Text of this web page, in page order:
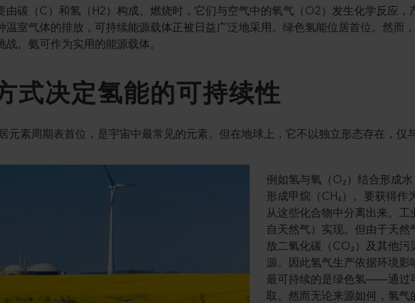
由碳（C）和氢（H2）构成。燃烧时，它们与空气中的氧气（O2）发生化学反应
温室气体的排放，可持续能源载体正被日益广泛地采用。绿色氢能位居首位。然而
。氨可作为实用的能源载体。
式决定氢能的可持续性
元素周期表首位，是宇宙中最常见的元素。但在地球上，它不以独立形态存在，仅
例如氢与氧（O₂）结合形成
形成甲烷（CH₄）。要获得
从这些化合物中分离出来。
自天然气）实现。但由于天
放二氧化碳（CO₂）及其他
源。因此氢气生产依据环境
最可持续的是绿色氢——通过
取。然而无论来源如何，氢